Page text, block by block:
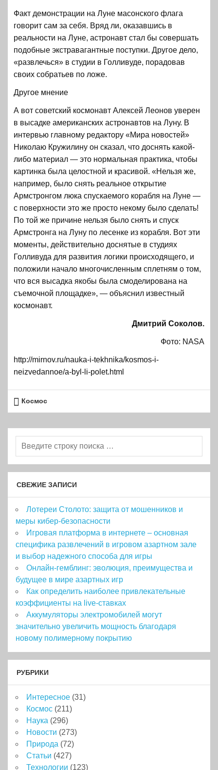
Факт демонстрации на Луне масонского флага
говорит сам за себя. Вряд ли, оказавшись в
реальности на Луне, астронавт стал бы совершать
подобные экстравагантные поступки. Другое дело,
«развлечься» в студии в Голливуде, порадовав
своих собратьев по ложе.
Другое мнение
А вот советский космонавт Алексей Леонов уверен
в высадке американских астронавтов на Луну. В
интервью главному редактору «Мира новостей»
Николаю Кружилину он сказал, что доснять какой-
либо материал — это нормальная практика, чтобы
картинка была целостной и красивой. «Нельзя же,
например, было снять реальное открытие
Армстронгом люка спускаемого корабля на Луне —
с поверхности это же просто некому было сделать!
По той же причине нельзя было снять и спуск
Армстронга на Луну по лесенке из корабля. Вот эти
моменты, действительно доснятые в студиях
Голливуда для развития логики происходящего, и
положили начало многочисленным сплетням о том,
что вся высадка якобы была смоделирована на
съемочной площадке», — объяснил известный
космонавт.
Дмитрий Соколов.
Фото: NASA
http://mirnov.ru/nauka-i-tekhnika/kosmos-i-
neizvedannoe/a-byl-li-polet.html
Космос
СВЕЖИЕ ЗАПИСИ
Лотереи Столото: защита от мошенников и
меры кибер-безопасности
Игровая платформа в интернете – основная
специфика развлечений в игровом азартном зале
и выбор надежного способа для игры
Онлайн-гемблинг: эволюция, преимущества и
будущее в мире азартных игр
Как определить наиболее привлекательные
коэффициенты на live-ставках
Аккумуляторы электромобилей могут
значительно увеличить мощность благодаря
новому полимерному покрытию
РУБРИКИ
Интересное (31)
Космос (211)
Наука (296)
Новости (273)
Природа (72)
Статьи (427)
Технологии (123)